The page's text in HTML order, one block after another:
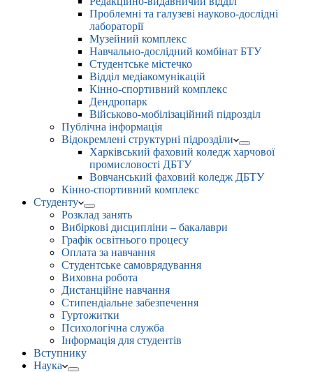
Проблемні та галузеві науково-дослідні
лабораторії
Музейний комплекс
Навчально-дослідний комбінат БТУ
Студентське містечко
Відділ медіакомунікацій
Кінно-спортивний комплекс
Дендропарк
Військово-мобілізаційний підрозділ
Публічна інформація
Відокремлені структурні підрозділи
Харківський фаховий коледж харчової
промисловості ДБТУ
Вовчанський фаховий коледж ДБТУ
Кінно-спортивний комплекс
Студенту
Розклад занять
Вибіркові дисципліни – бакалаври
Графік освітнього процесу
Оплата за навчання
Студентське самоврядування
Виховна робота
Дистанційне навчання
Стипендіальне забезпечення
Гуртожитки
Психологічна служба
Інформація для студентів
Вступнику
Наука